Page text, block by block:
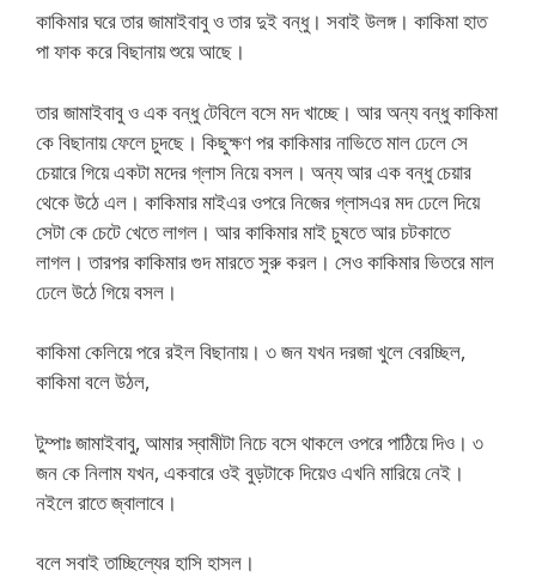
কাকিমার ঘরে তার জামাইবাবু ও তার দুই বন্ধু। সবাই উলঙ্গ। কাকিমা হাত
পা ফাক করে বিছানায় শুয়ে আছে।
তার জামাইবাবু ও এক বন্ধু টেবিলে বসে মদ খাচ্ছে। আর অন্য বন্ধু কাকিমা
কে বিছানায় ফেলে চুদছে। কিছুক্ষণ পর কাকিমার নাভিতে মাল ঢেলে সে
চেয়ারে গিয়ে একটা মদের গ্লাস নিয়ে বসল। অন্য আর এক বন্ধু চেয়ার
থেকে উঠে এল। কাকিমার মাইএর ওপরে নিজের গ্লাসএর মদ ঢেলে দিয়ে
সেটা কে চেটে খেতে লাগল। আর কাকিমার মাই চুষতে আর চটকাতে
লাগল। তারপর কাকিমার গুদ মারতে সুরু করল। সেও কাকিমার ভিতরে মাল
ঢেলে উঠে গিয়ে বসল।
কাকিমা কেলিয়ে পরে রইল বিছানায়। ৩ জন যখন দরজা খুলে বেরচ্ছিল,
কাকিমা বলে উঠল,
টুম্পাঃ জামাইবাবু, আমার স্বামীটা নিচে বসে থাকলে ওপরে পাঠিয়ে দিও। ৩
জন কে নিলাম যখন, একবারে ওই বুড়টাকে দিয়েও এখনি মারিয়ে নেই।
নইলে রাতে জ্বালাবে।
বলে সবাই তাচ্ছিল্যের হাসি হাসল।